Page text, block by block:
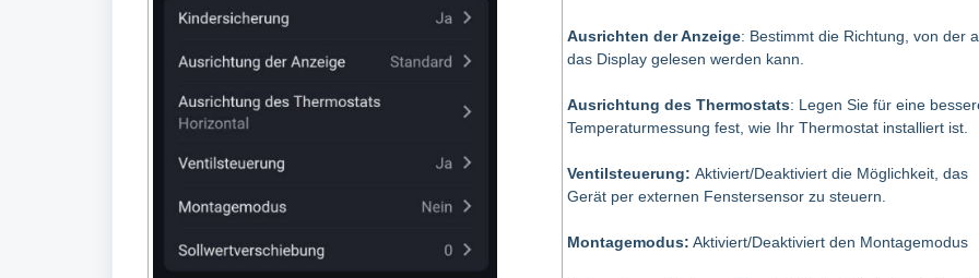
Ausrichten der Anzeige: Bestimmt die Richtung, von der
das Display gelesen werden kann.
Ausrichtung des Thermostats: Legen Sie für eine
Temperaturmessung fest, wie Ihr Thermostat installiert ist.
Ventilsteuerung: Aktiviert/Deaktiviert die Möglichkeit, das
Gerät per externen Fenstersensor zu steuern.
Montagemodus: Aktiviert/Deaktiviert den Montagemodus